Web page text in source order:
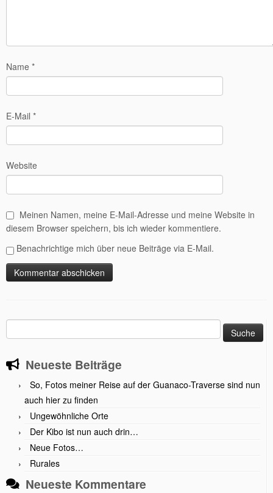
Name *
E-Mail *
Website
Meinen Namen, meine E-Mail-Adresse und meine Website in
diesem Browser speichern, bis ich wieder kommentiere.
Benachrichtige mich über neue Beiträge via E-Mail.
nach:
Neueste Beiträge
So, Fotos meiner Reise auf der Guanaco-Traverse sind nun
auch hier zu finden
Ungewöhnliche Orte
Der Kibo ist nun auch drin…
Neue Fotos…
Rurales
Neueste Kommentare